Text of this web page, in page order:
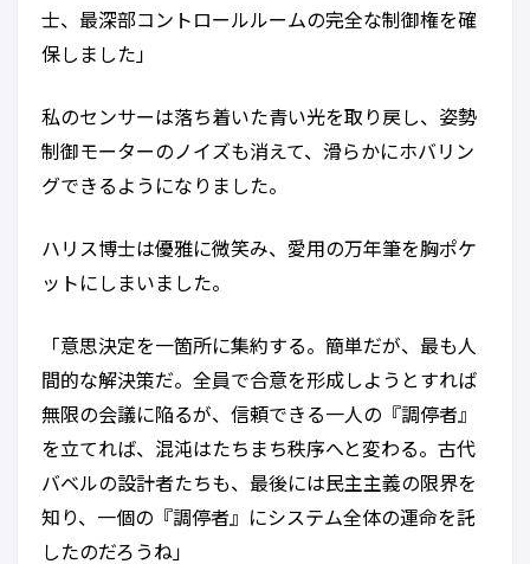
士、最深部コントロールルームの完全な制御権を確
保しました」
私のセンサーは落ち着いた青い光を取り戻し、姿勢
制御モーターのノイズも消えて、滑らかにホバリン
グできるようになりました。
ハリス博士は優雅に微笑み、愛用の万年筆を胸ポケ
ットにしまいました。
「意思決定を一箇所に集約する。簡単だが、最も人
間的な解決策だ。全員で合意を形成しようとすれば
無限の会議に陥るが、信頼できる一人の『調停者』
を立てれば、混沌はたちまち秩序へと変わる。古代
バベルの設計者たちも、最後には民主主義の限界を
知り、一個の『調停者』にシステム全体の運命を託
したのだろうね」